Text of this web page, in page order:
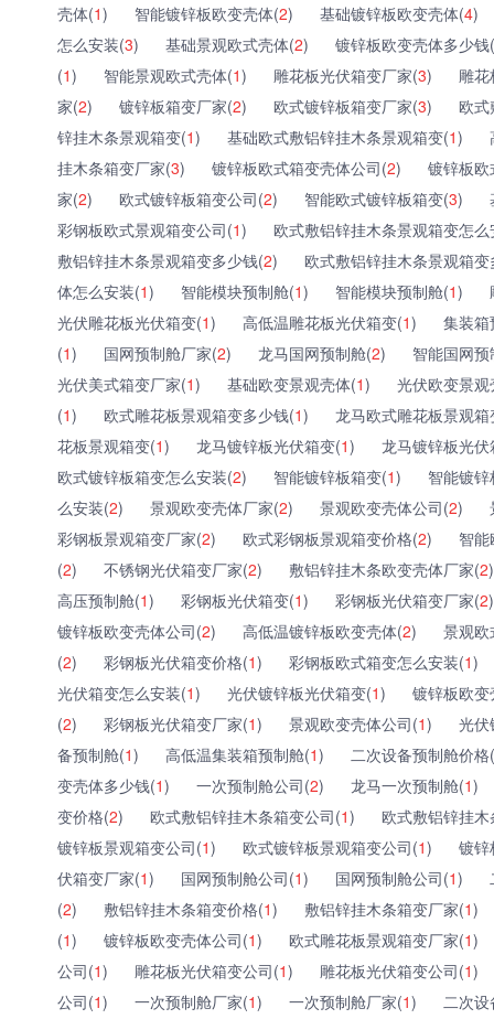
壳体(1) 智能镀锌板欧变壳体(2) 基础镀锌板欧变壳体(4)
怎么安装(3) 基础景观欧式壳体(2)
镀锌板欧变壳体多少钱(
(1) 智能景观欧式壳体(1) 雕花板光伏箱变厂家(3)
雕
家(2) 镀锌板箱变厂家(2) 欧式镀锌板箱变厂家(3)
欧式
锌挂木条景观箱变(1) 基础欧式敷铝锌挂木条景观箱变(1)
挂木条箱变厂家(3) 镀锌板欧式箱变壳体公司(2)
镀锌板
家(2) 欧式镀锌板箱变公司(2) 智能欧式镀锌板箱变(3)
彩钢板欧式景观箱变公司(1)
欧式敷铝锌挂木条景观箱变怎
敷铝锌挂木条景观箱变多少钱(2)
欧式敷铝锌挂木条景观箱
体怎么安装(1) 智能模块预制舱(1) 智能模块预制舱(1)
光伏雕花板光伏箱变(1) 高低温雕花板光伏箱变(1)
集装
(1) 国网预制舱厂家(2) 龙马国网预制舱(2)
智能国网
光伏美式箱变厂家(1) 基础欧变景观壳体(1)
光伏欧变景
(1) 欧式雕花板景观箱变多少钱(1)
龙马欧式雕花板景观箱
花板景观箱变(1) 龙马镀锌板光伏箱变(1)
龙马镀锌板光
欧式镀锌板箱变怎么安装(2) 智能镀锌板箱变(1)
智能镀
么安装(2) 景观欧变壳体厂家(2) 景观欧变壳体公司(2)
彩钢板景观箱变厂家(2) 欧式彩钢板景观箱变价格(2)
智
(2) 不锈钢光伏箱变厂家(2) 敷铝锌挂木条欧变壳体厂家(2)
高压预制舱(1) 彩钢板光伏箱变(1) 彩钢板光伏箱变厂家(2)
镀锌板欧变壳体公司(2) 高低温镀锌板欧变壳体(2)
景观
(2) 彩钢板光伏箱变价格(1) 彩钢板欧式箱变怎么安装(1)
光伏箱变怎么安装(1) 光伏镀锌板光伏箱变(1)
镀锌板欧
(2) 彩钢板光伏箱变厂家(1) 景观欧变壳体公司(1)
光伏
备预制舱(1) 高低温集装箱预制舱(1)
二次设备预制舱价格(
变壳体多少钱(1) 一次预制舱公司(2) 龙马一次预制舱(1)
变价格(2) 欧式敷铝锌挂木条箱变公司(1)
欧式敷铝锌挂
镀锌板景观箱变公司(1) 欧式镀锌板景观箱变公司(1)
镀锌
伏箱变厂家(1) 国网预制舱公司(1) 国网预制舱公司(1)
(2) 敷铝锌挂木条箱变价格(1) 敷铝锌挂木条箱变厂家(1)
(1) 镀锌板欧变壳体公司(1) 欧式雕花板景观箱变厂家(1)
公司(1) 雕花板光伏箱变公司(1) 雕花板光伏箱变公司(1)
公司(1) 一次预制舱厂家(1) 一次预制舱厂家(1)
二次